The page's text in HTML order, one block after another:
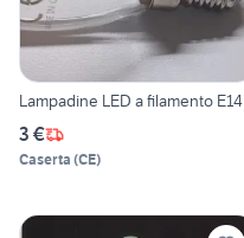
Lampadine LED a filamento E14
3 €
Caserta (CE)